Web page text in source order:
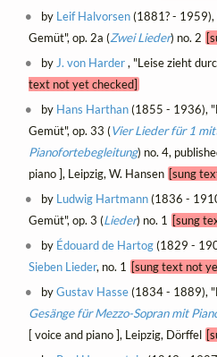
by Leif Halvorsen(1881? - 1959),
Gemüt", op. 2a (Zwei Lieder) no. 2
by J. von Harder, "Leise zieht
text not yet checked]
by Hans Harthan(1855 - 1936),
Gemüt", op. 33 (Vier Lieder für 1
Pianofortebegleitung) no. 4,
piano ], Leipzig, W. Hansen [sung
by Ludwig Hartmann(1836 -
Gemüt", op. 3 (Lieder) no. 1 [sung
by Édouard de Hartog(1829 -
Sieben Lieder, no. 1 [sung text not
byGustav Hasse(1834 - 1889),
Gesänge für Mezzo-Sopran mit
[ voice and piano ], Leipzig, Dörffel